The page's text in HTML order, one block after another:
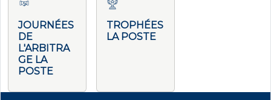
JOURNÉES
DE
L'ARBITRA
GE LA
POSTE
TROPHÉES
LA POSTE